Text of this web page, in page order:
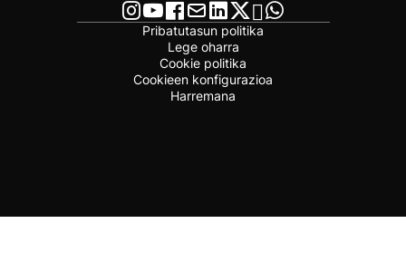
Pribatutasun politika
Lege oharra
Cookie politika
Cookieen konfigurazioa
Harremana